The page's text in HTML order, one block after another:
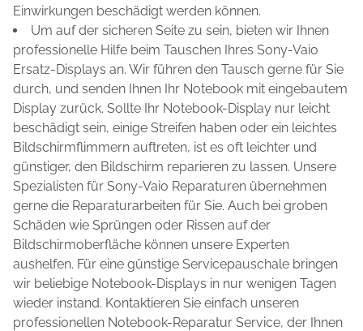
Einwirkungen beschädigt werden können.
Um auf der sicheren Seite zu sein, bieten wir Ihnen
professionelle Hilfe beim Tauschen Ihres Sony-Vaio
Ersatz-Displays an. Wir führen den Tausch gerne für Sie
durch, und senden Ihnen Ihr Notebook mit eingebautem
Display zurück. Sollte Ihr Notebook-Display nur leicht
beschädigt sein, einige Streifen haben oder ein leichtes
Bildschirmflimmern auftreten, ist es oft leichter und
günstiger, den Bildschirm reparieren zu lassen. Unsere
Spezialisten für Sony-Vaio Reparaturen übernehmen
gerne die Reparaturarbeiten für Sie. Auch bei groben
Schäden wie Sprüngen oder Rissen auf der
Bildschirmoberfläche können unsere Experten
aushelfen. Für eine günstige Servicepauschale bringen
wir beliebige Notebook-Displays in nur wenigen Tagen
wieder instand. Kontaktieren Sie einfach unseren
professionellen Notebook-Reparatur Service, der Ihnen